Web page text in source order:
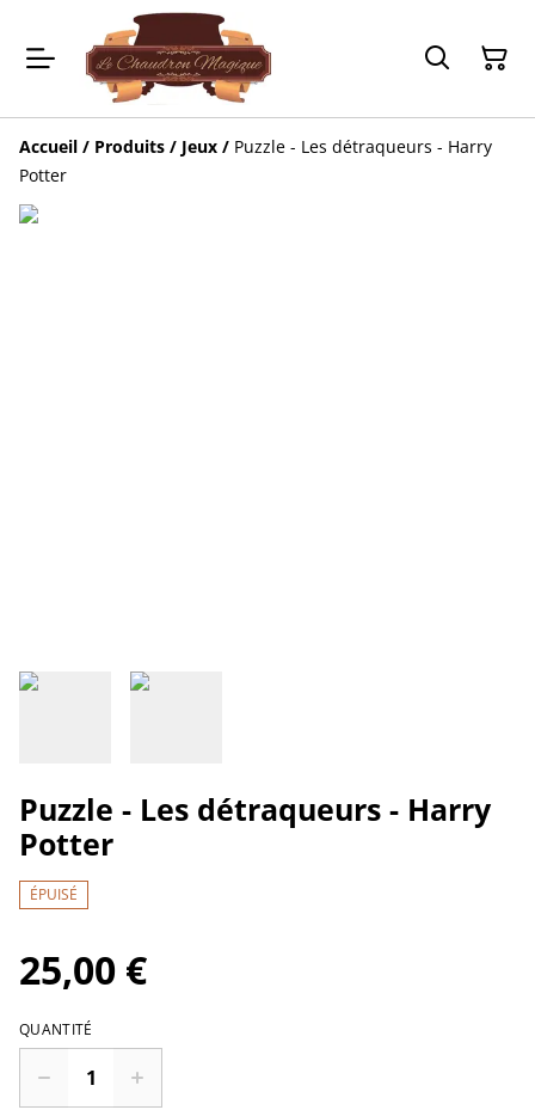
Accueil / Produits / Jeux / Puzzle - Les détraqueurs - Harry
Potter
Puzzle - Les détraqueurs - Harry
Potter
ÉPUISÉ
25,00 €
QUANTITÉ